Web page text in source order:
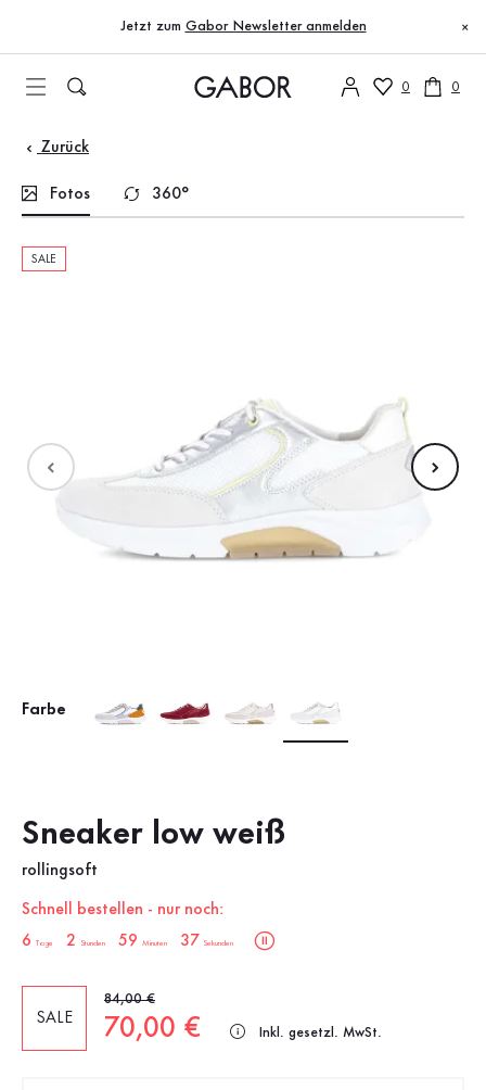
Zum Inhaltsverzeichnis
Zur Hauptnavigation
Jetzt zum Gabor Newsletter anmelden ×
0 0
Zurück
Fotos 360°
SALE
Farbe
Sneaker low weiß
rollingsoft
Schnell bestellen - nur noch:
sale.countdown.description
6 Tage 2 Stunden 59 Minuten 36 Sekunden
SALE
Alter Preis
84,00 €
Neuer Preis
70,00 € Inkl. gesetzl. MwSt.